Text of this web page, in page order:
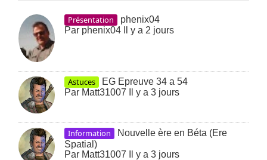
Présentation
phenix04
Par phenix04 Il y a 2 jours
Astuces
EG Epreuve 34 a 54
Par Matt31007 Il y a 3 jours
Information
Nouvelle ère en Béta (Ere
Spatial)
Par Matt31007 Il y a 3 jours